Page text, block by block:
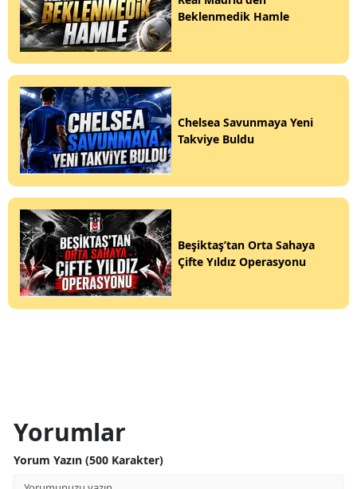
Beklenmedik Hamle
Chelsea Savunmaya Yeni
Takviye Buldu
Beşiktaş’tan Orta Sahaya
Çifte Yıldız Operasyonu
Yorumlar
Yorum Yazın (500 Karakter)